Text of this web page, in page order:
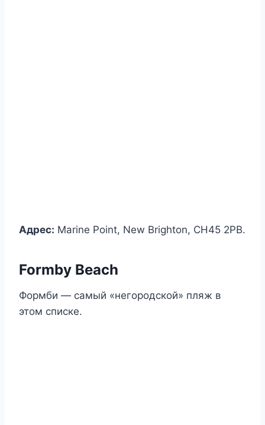
Адрес: Marine Point, New Brighton, CH45 2PB.
Formby Beach
Формби — самый «негородской» пляж в
этом списке.